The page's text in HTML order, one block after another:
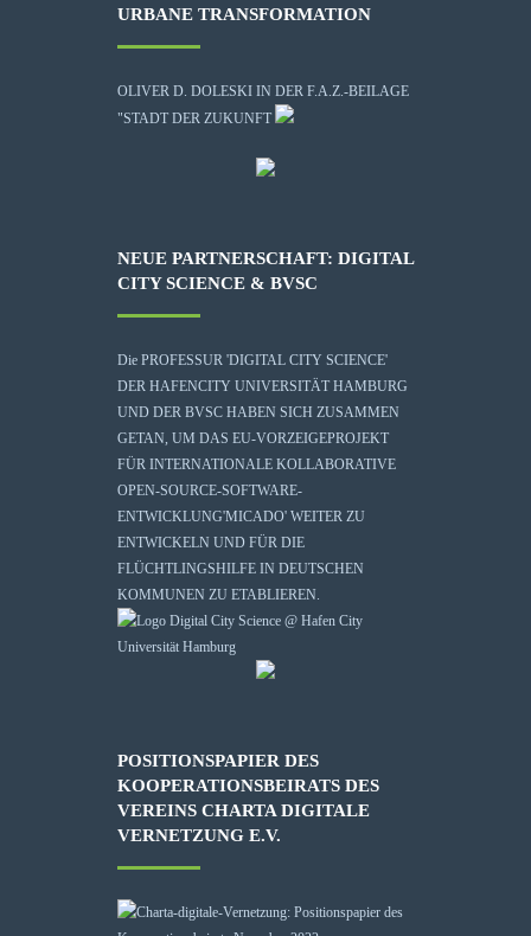
URBANE TRANSFORMATION
OLIVER D. DOLESKI IN DER F.A.Z.-BEILAGE
"STADT DER ZUKUNFT
NEUE PARTNERSCHAFT: DIGITAL
CITY SCIENCE & BVSC
Die PROFESSUR 'DIGITAL CITY SCIENCE'
DER HAFENCITY UNIVERSITÄT HAMBURG
UND DER BVSC HABEN SICH ZUSAMMEN
GETAN, UM DAS EU-VORZEIGEPROJEKT
FÜR INTERNATIONALE KOLLABORATIVE
OPEN-SOURCE-SOFTWARE-
ENTWICKLUNG'MICADO' WEITER ZU
ENTWICKELN UND FÜR DIE
FLÜCHTLINGSHILFE IN DEUTSCHEN
KOMMUNEN ZU ETABLIEREN.
POSITIONSPAPIER DES
KOOPERATIONSBEIRATS DES
VEREINS CHARTA DIGITALE
VERNETZUNG E.V.